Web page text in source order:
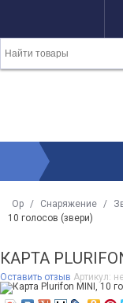
Op / Снаряжение /
10 голосов (звери)
КАРТА
Оставить отзыв Артикул: